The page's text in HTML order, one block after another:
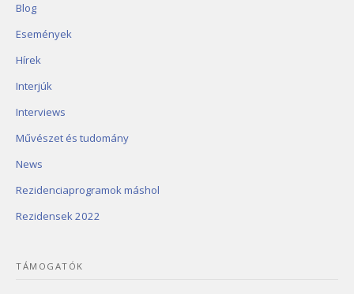
Blog
Események
Hírek
Interjúk
Interviews
Művészet és tudomány
News
Rezidenciaprogramok máshol
Rezidensek 2022
TÁMOGATÓK